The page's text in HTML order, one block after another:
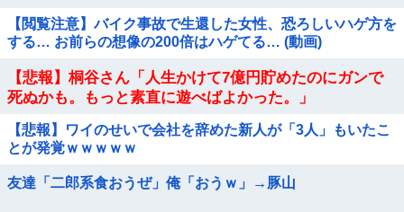
【閲覧注意】バイク事故で生還した女性、恐ろしいハゲ方を
する… お前らの想像の200倍はハゲてる… (動画)
【悲報】桐谷さん「人生かけて7億円貯めたのにガンで
死ぬかも。もっと素直に遊べばよかった。」
【悲報】ワイのせいで会社を辞めた新人が「3人」もいたこ
とが発覚ｗｗｗｗｗ
友達「二郎系食おうぜ」俺「おうｗ」→豚山